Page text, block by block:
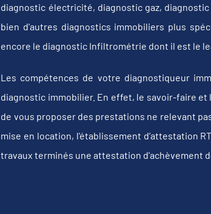
diagnostic électricité, diagnostic gaz,
bien d'autres diagnostics immobiliers plus
encore le diagnostic Infiltrométrie dont il est le
Les compétences de votre diagnostiqueur
diagnostic immobilier. En effet, le savoir-faire
de vous proposer des prestations ne relevant
mise en location, l'établissement d’attestation
travaux terminés une attestation d'achèvement